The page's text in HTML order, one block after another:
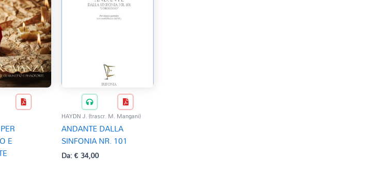
E
HAYDN J. (trascr. M. Mangani)
ANDANTE DALLA
SINFONIA NR. 101
Da:€34,00